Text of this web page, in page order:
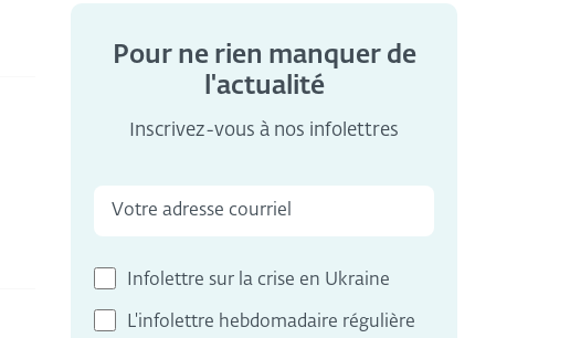
Pour ne rien manquer de
l'actualité
Inscrivez-vous à nos infolettres
Infolettre sur la crise en Ukraine
L'infolettre hebdomadaire régulière